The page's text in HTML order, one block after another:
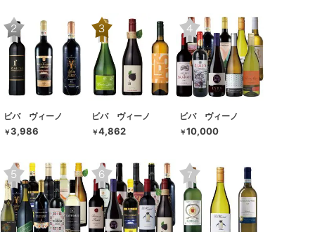
ビバ ヴィーノ
￥3,986
ビバ ヴィーノ
￥4,862
ビバ ヴィーノ
￥10,000